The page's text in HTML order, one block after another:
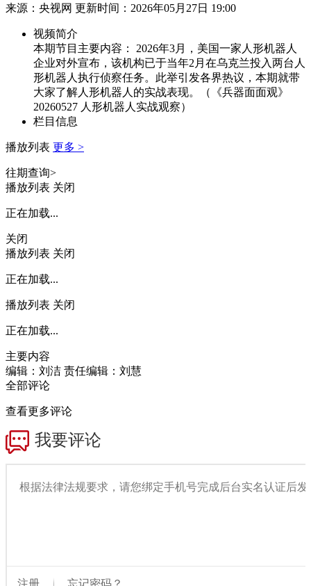
来源：央视网 更新时间：2026年05月27日 19:00
视频简介
本期节目主要内容： 2026年3月，美国一家人形机器人
企业对外宣布，该机构已于当年2月在乌克兰投入两台人
形机器人执行侦察任务。此举引发各界热议，本期就带
大家了解人形机器人的实战表现。（《兵器面面观》
20260527 人形机器人实战观察）
栏目信息
播放列表 更多 >
往期查询>
播放列表 关闭
正在加载...
关闭
播放列表 关闭
正在加载...
播放列表 关闭
正在加载...
主要内容
编辑：刘洁 责任编辑：刘慧
全部评论
查看更多评论